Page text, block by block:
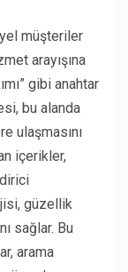
müşteriler
arayışına
gibi anahtar
bu alanda
ulaşmasını
içerikler,
güzellik
sağlar. Bu
arama